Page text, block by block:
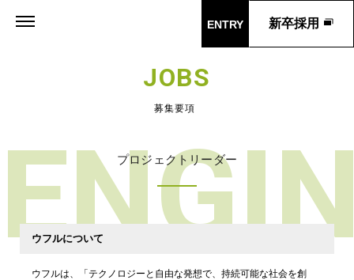
新卒採用
ENTRY
プロジェクトリーダー
JOBS
募集要項
ウフルについて
ウフルは、「テクノロジーと自由な発想で、持続可能な社会を創